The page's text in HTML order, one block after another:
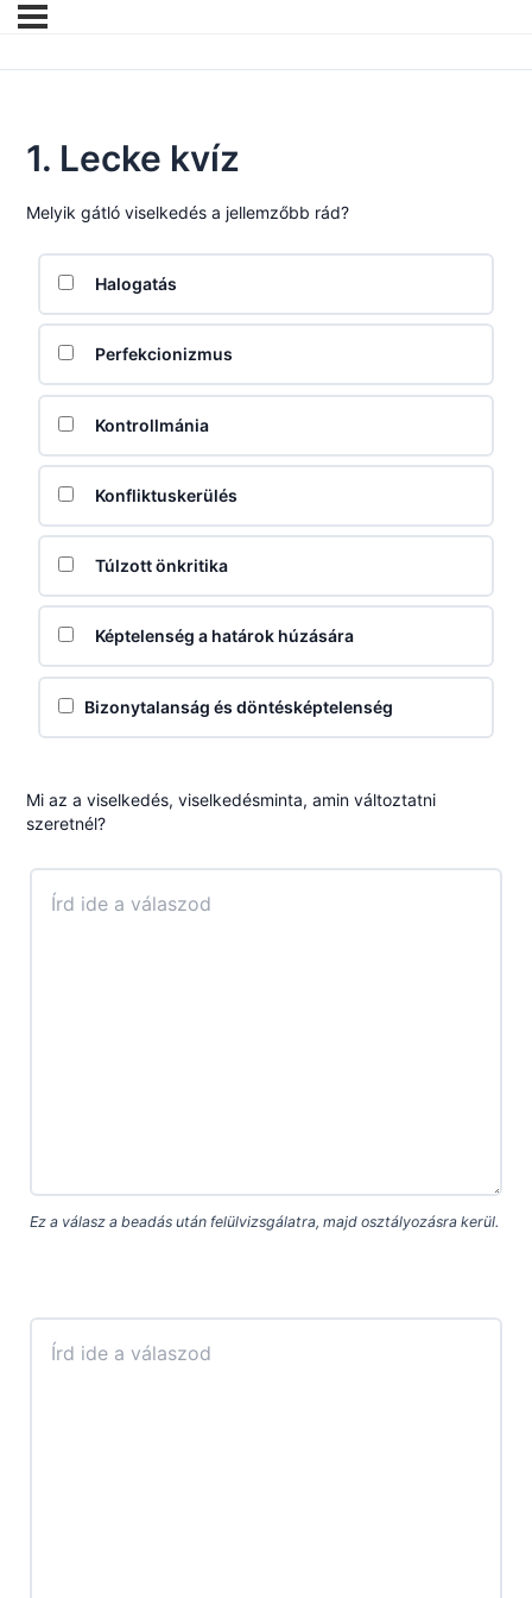
1. Lecke kvíz
Melyik gátló viselkedés a jellemzőbb rád?
Halogatás
Perfekcionizmus
Kontrollmánia
Konfliktuskerülés
Túlzott önkritika
Képtelenség a határok húzására
Bizonytalanság és döntésképtelenség
Mi az a viselkedés, viselkedésminta, amin változtatni
szeretnél?
Ez a válasz a beadás után felülvizsgálatra, majd osztályozásra kerül.